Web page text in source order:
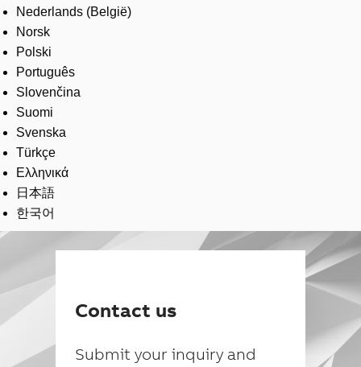
Nederlands (België)
Norsk
Polski
Português
Slovenčina
Suomi
Svenska
Türkçe
Ελληνικά
日本語
한국어
Contact us
Submit your inquiry and